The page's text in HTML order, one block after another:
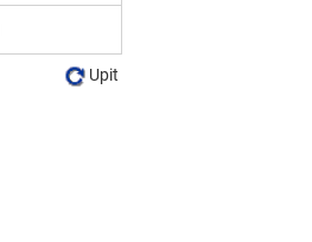
Upit